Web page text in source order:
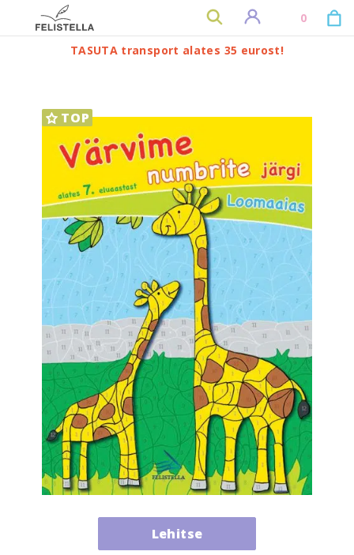
0
TASUTA transport alates 35 eurost!
TOP
Lehitse